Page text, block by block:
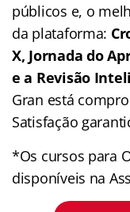
públicos e, o
da plataforma:
X, Jornada do
e a Revisão
Gran está
Satisfação
*Os cursos para
disponíveis na